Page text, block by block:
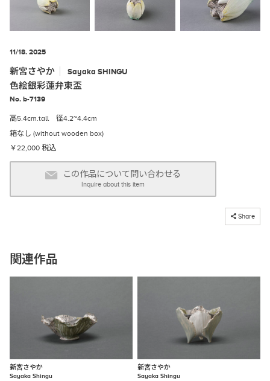
11/18. 2025
新宮さやか Sayaka SHINGU
色絵銀彩蓮弁束盃
No. b-7139
高5.4cm.tall 径4.2~4.4cm
箱なし (without wooden box)
￥22,000 税込
この作品について問い合わせる
Inquire about this item
Share
コピーしました
関連作品
新宮さやか
Sayaka Shingu
新宮さやか
Sayaka Shingu